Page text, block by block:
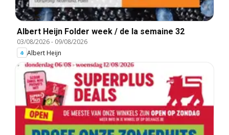
Albert Heijn Folder week / de la semaine 32
03/08/2026- 09/08/2026
Albert Heijn